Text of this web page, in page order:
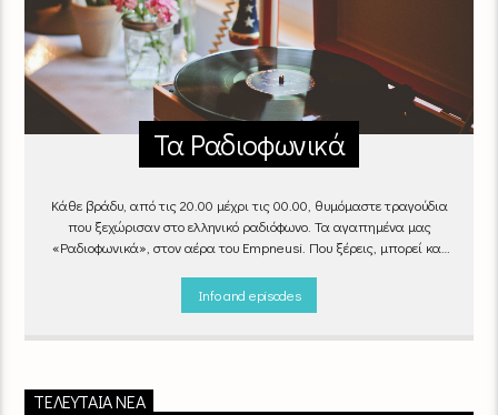
Τα Ραδιοφωνικά
Κάθε βράδυ, από τις 20.00 μέχρι τις 00.00, θυμόμαστε τραγούδια
που ξεχώρισαν στο ελληνικό ραδιόφωνο. Τα αγαπημένα μας
«Ραδιοφωνικά», στον αέρα του Empneusi. Που ξέρεις, μπορεί και
:00 – 00:00στονEmpneusi 107 FM
Info and episodes
ΤΕΛΕΥΤΑΊΑ ΝΈΑ